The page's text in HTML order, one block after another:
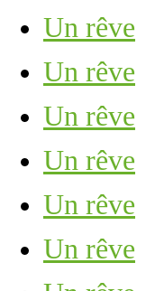
Un rêve
Un rêve
Un rêve
Un rêve
Un rêve
Un rêve